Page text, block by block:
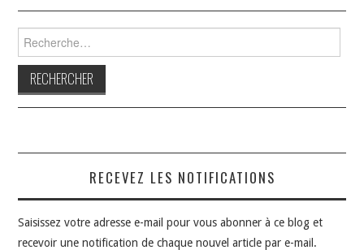
RECEVEZ LES NOTIFICATIONS
Saisissez votre adresse e-mail pour vous abonner à ce blog et
recevoir une notification de chaque nouvel article par e-mail.